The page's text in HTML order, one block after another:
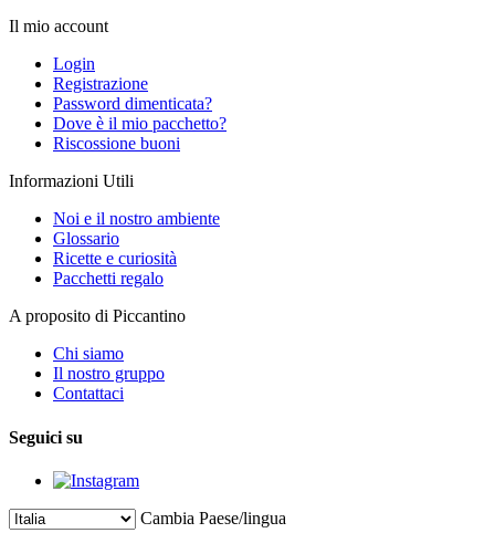
Il mio account
Login
Registrazione
Password dimenticata?
Dove è il mio pacchetto?
Riscossione buoni
Informazioni Utili
Noi e il nostro ambiente
Glossario
Ricette e curiosità
Pacchetti regalo
A proposito di Piccantino
Chi siamo
Il nostro gruppo
Contattaci
Seguici su
Cambia Paese/lingua